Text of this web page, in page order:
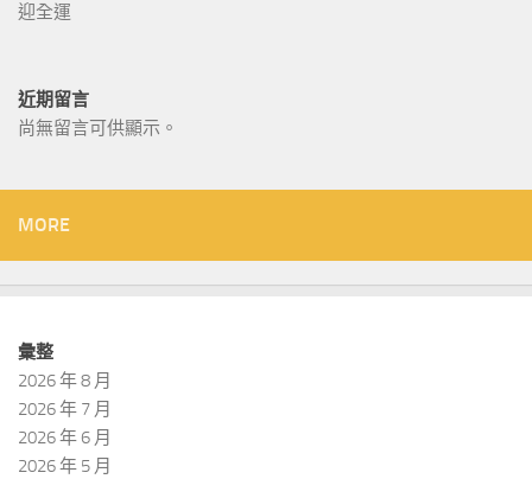
迎全運
近期留言
尚無留言可供顯示。
MORE
彙整
2026 年 8 月
2026 年 7 月
2026 年 6 月
2026 年 5 月